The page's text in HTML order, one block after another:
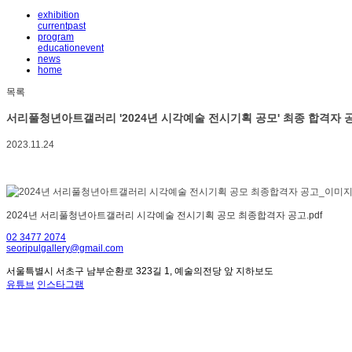
exhibition
currentpast
program
educationevent
news
home
목록
서리풀청년아트갤러리 '2024년 시각예술 전시기획 공모' 최종 합격자
2023.11.24
2024년 서리풀청년아트갤러리 시각예술 전시기획 공모 최종합격자 공고.pdf
02 3477 2074
seoripulgallery@gmail.com
서울특별시 서초구 남부순환로 323길 1, 예술의전당 앞 지하보도
유튜브 인스타그램
Sketchbook5, 스케치북5
Sketchbook5, 스케치북5